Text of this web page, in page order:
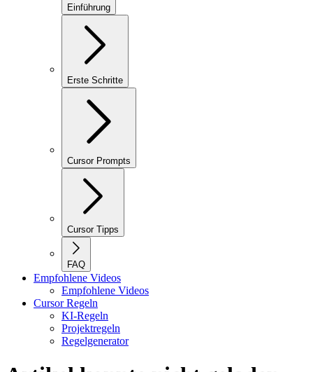
Einführung
Erste Schritte
Cursor Prompts
Cursor Tipps
FAQ
Empfohlene Videos
Empfohlene Videos
Cursor Regeln
KI-Regeln
Projektregeln
Regelgenerator